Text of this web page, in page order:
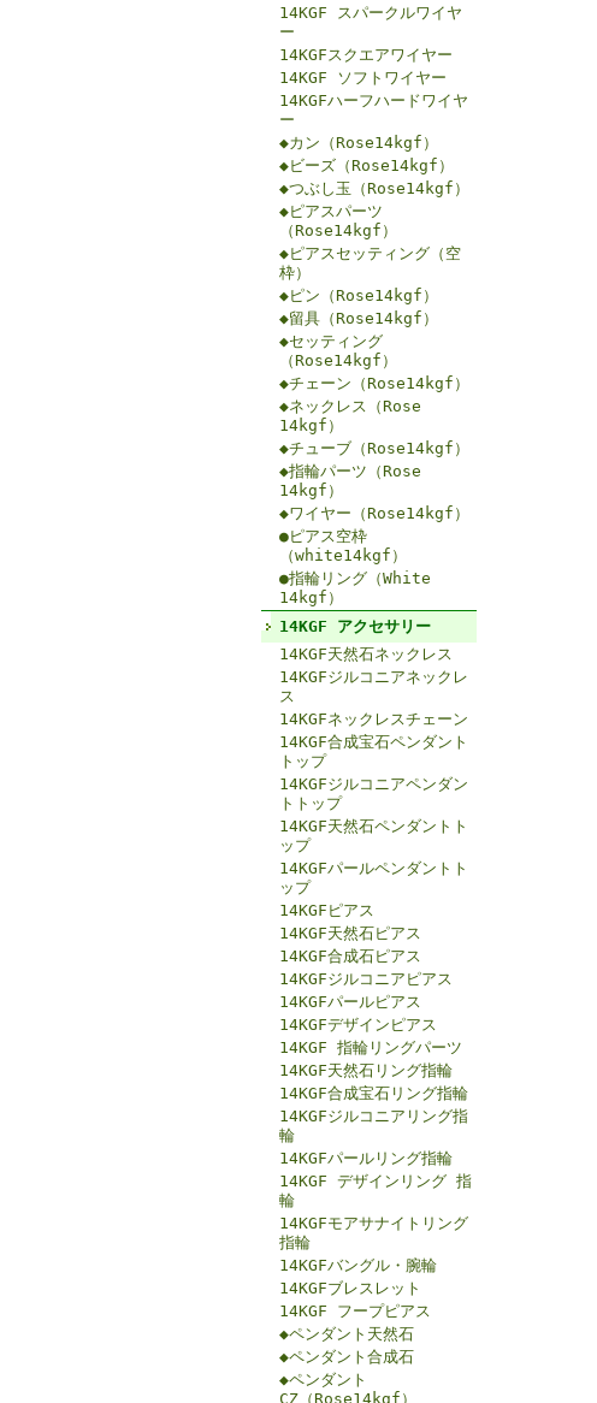
14KGF スパークルワイヤ
ー
14KGFスクエアワイヤー
14KGF ソフトワイヤー
14KGFハーフハードワイヤ
ー
◆カン（Rose14kgf）
◆ビーズ（Rose14kgf）
◆つぶし玉（Rose14kgf）
◆ピアスパーツ
（Rose14kgf）
◆ピアスセッティング（空
枠）
◆ピン（Rose14kgf）
◆留具（Rose14kgf）
◆セッティング
（Rose14kgf）
◆チェーン（Rose14kgf）
◆ネックレス（Rose
14kgf）
◆チューブ（Rose14kgf）
◆指輪パーツ（Rose
14kgf）
◆ワイヤー（Rose14kgf）
●ピアス空枠
（white14kgf）
●指輪リング（White
14kgf）
14KGF アクセサリー
14KGF天然石ネックレス
14KGFジルコニアネックレ
ス
14KGFネックレスチェーン
14KGF合成宝石ペンダント
トップ
14KGFジルコニアペンダン
トトップ
14KGF天然石ペンダントト
ップ
14KGFパールペンダントト
ップ
14KGFピアス
14KGF天然石ピアス
14KGF合成石ピアス
14KGFジルコニアピアス
14KGFパールピアス
14KGFデザインピアス
14KGF 指輪リングパーツ
14KGF天然石リング指輪
14KGF合成宝石リング指輪
14KGFジルコニアリング指
輪
14KGFパールリング指輪
14KGF デザインリング 指
輪
14KGFモアサナイトリング
指輪
14KGFバングル・腕輪
14KGFブレスレット
14KGF フープピアス
◆ペンダント天然石
◆ペンダント合成石
◆ペンダント
CZ（Rose14kgf）